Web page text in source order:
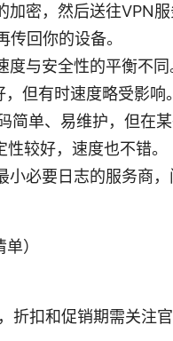
密，然后送往VPN
回你的设备。
与安全性的平衡不同
但有时速度略受影响。
单、易维护，但在某
较好，速度也不错。
小必要日志的服务商
）
折扣和促销期需关注官